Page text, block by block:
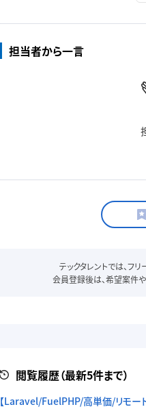
担当者から一言
テックタレントでは、フ
会員登録後は、希望案件
閲覧履歴（最新5件まで）
【Laravel/FuelPHP/高単価/リモー